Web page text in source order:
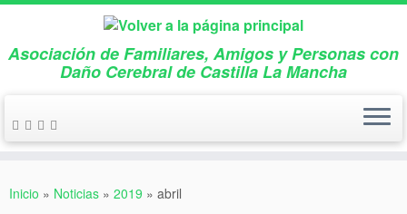
Asociación de Familiares, Amigos y Personas con
Daño Cerebral de Castilla La Mancha
Inicio » Noticias » 2019 » abril